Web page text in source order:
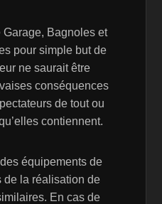
Bagnoles et
pour simple but de
ne saurait être
conséquences
de tout ou
contiennent.
équipements de
de la réalisation de
En cas de